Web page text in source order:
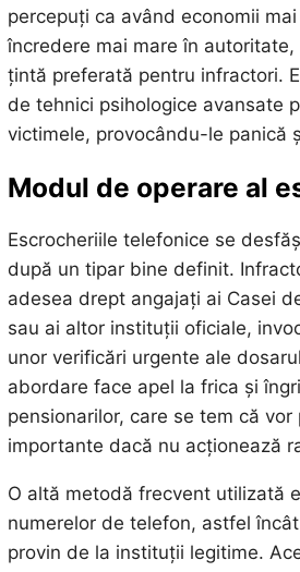
percepuți ca având economii
încredere mai mare în
țintă preferată pentru infractori.
de tehnici psihologice avansate
victimele, provocându-le panică
Modul de operare al
Escrocheriile telefonice se
după un tipar bine definit.
adesea drept angajați ai Casei
sau ai altor instituții oficiale,
unor verificări urgente ale
abordare face apel la frica și
pensionarilor, care se tem că
importante dacă nu acționează
O altă metodă frecvent utilizată
numerelor de telefon, astfel
provin de la instituții legitime.